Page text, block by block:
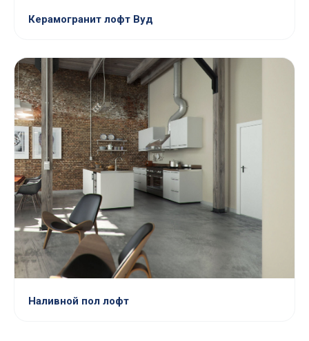
Керамогранит лофт Вуд
Наливной пол лофт